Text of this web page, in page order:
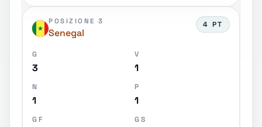
POSIZIONE 3
Senegal
4 PT
G
3
V
1
N
1
P
1
GF GS